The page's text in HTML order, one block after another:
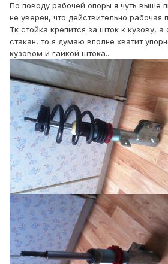
По поводу рабочей опоры я чуть выше
не уверен, что действительно рабочая
Тк стойка крепится за шток к кузову, а
стакан, то я думаю вполне хватит
кузовом и гайкой штока..